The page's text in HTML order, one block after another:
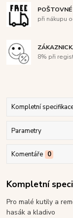
při nákupu
8% při
Kompletní
Parametry
Komentáře 0
Kompletní
Pro malé kutily a
hasák a kladivo